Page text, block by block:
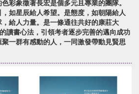
彩象徵著長宏是個多元且專業的團隊。
如星辰給人希望。是態度，如朝陽給人
給人力量。是一條通往共好的康莊大
讀書心法，引領考者逐步完善的邁向成功
一群有感動的人，一同激發帶動見賢思